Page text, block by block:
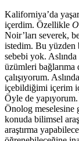
Kaliforniya’da
içerdim. Özellikle
Noir’ları severek,
istedim. Bu yüzden
sebebi yok.
üzümleri
çalışıyorum.
içebildiğimi içerim
Öyle de
Önolog meselesine
konuda bilimsel
araştırma